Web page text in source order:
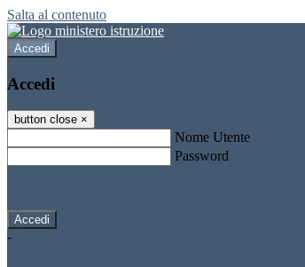
Salta al contenuto
Accedi
Accedi
button close ×
Nome Utente
Password
-